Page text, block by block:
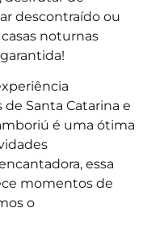
descontraído ou
noturnas
de Santa Catarina e
é uma ótima
essa
momentos de
o